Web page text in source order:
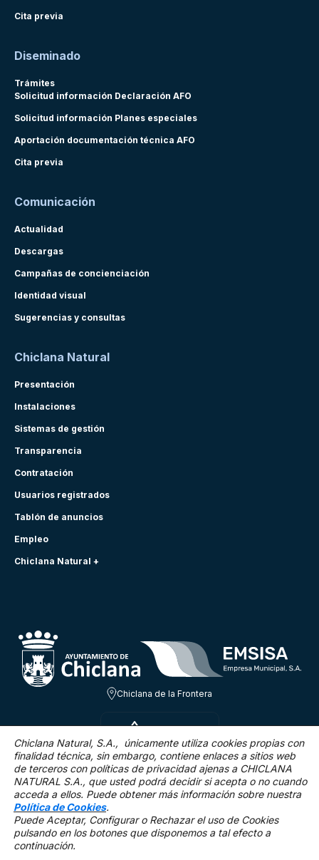
Cita previa
Diseminado
Trámites
Solicitud información Declaración AFO
Solicitud información Planes especiales
Aportación documentación técnica AFO
Cita previa
Comunicación
Actualidad
Descargas
Campañas de concienciación
Identidad visual
Sugerencias y consultas
Chiclana Natural
Presentación
Instalaciones
Sistemas de gestión
Transparencia
Contratación
Usuarios registrados
Tablón de anuncios
Empleo
Chiclana Natural +
Chiclana de la Frontera
DOM 9 AGO
24.1ºC
2.8 Km/h 0 %
Mapa Web
Chiclana Natural, S.A., únicamente utiliza cookies propias con
finalidad técnica, sin embargo, contiene enlaces a sitios web
de terceros con políticas de privacidad ajenas a CHICLANA
NATURAL S.A., que usted podrá decidir si acepta o no cuando
acceda a ellos. Puede obtener más información sobre nuestra
Política de Cookies.
Puede Aceptar, Configurar o Rechazar el uso de Cookies
pulsando en los botones que disponemos a tal efecto a
continuación.